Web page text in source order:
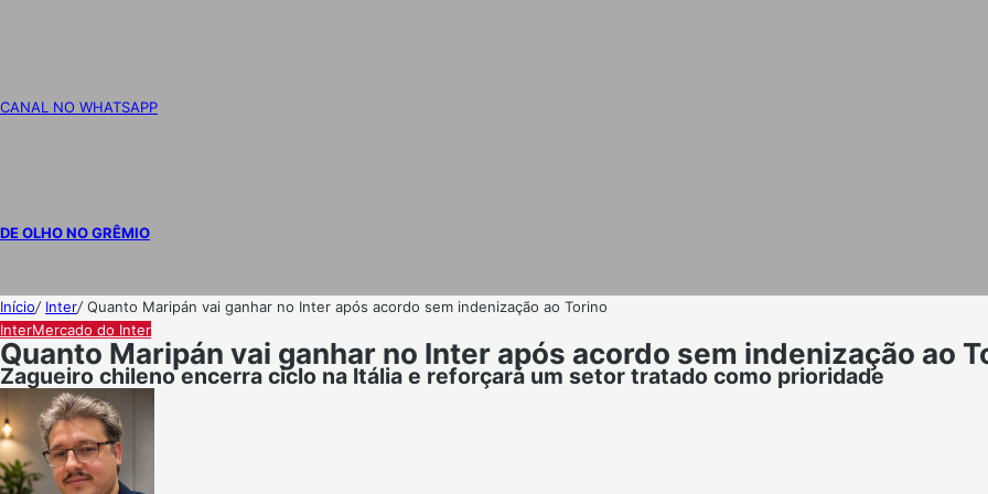
CANAL NO WHATSAPP
DE OLHO NO GRÊMIO
Início/ Inter/Quanto Maripán vai ganhar no Inter após acordo sem indenização ao Torino
InterMercado do Inter
Quanto Maripán vai ganhar no Inter após acordo sem indenização ao
Zagueiro chileno encerra ciclo na Itália e reforçará um setor tratado como prioridade